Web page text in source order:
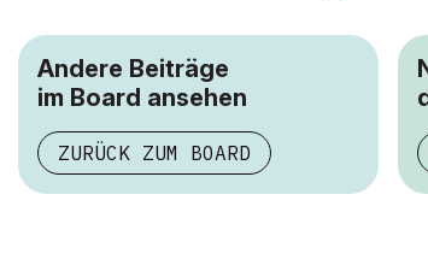
Andere Beiträge
im Board ansehen
ZURÜCK ZUM BOARD